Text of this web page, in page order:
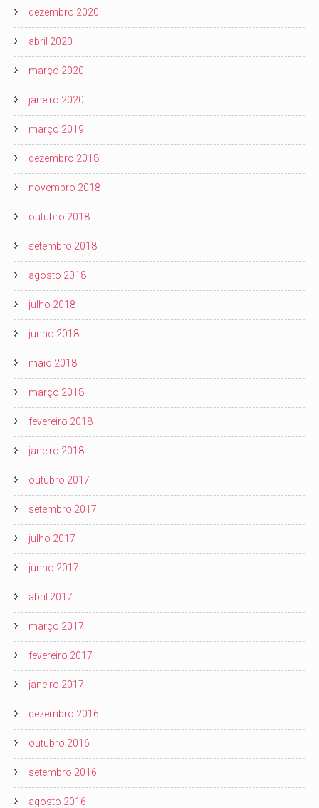
dezembro 2020
abril 2020
março 2020
janeiro 2020
março 2019
dezembro 2018
novembro 2018
outubro 2018
setembro 2018
agosto 2018
julho 2018
junho 2018
maio 2018
março 2018
fevereiro 2018
janeiro 2018
outubro 2017
setembro 2017
julho 2017
junho 2017
abril 2017
março 2017
fevereiro 2017
janeiro 2017
dezembro 2016
outubro 2016
setembro 2016
agosto 2016